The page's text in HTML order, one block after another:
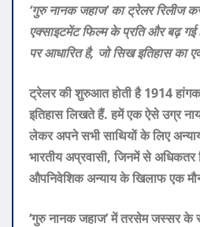
‘गुरु नानक जहाज’ का ट्रेलर रिलीज
एक्साइटमेंट फिल्म के प्रति और बढ़ गई
पर आधारित है, जो सिख इतिहास का
ट्रेलर की शुरुआत होती है 1914
इतिहास लिखते हैं. हमें एक ऐसे उग्र
लेकर अपने सभी साथियों के लिए
भारतीय अप्रवासी, जिनमें से
औपनिवेशिक अन्याय के खिलाफ एक
‘गुरुनानकजहाज’मेंतरसेमजस्सरके